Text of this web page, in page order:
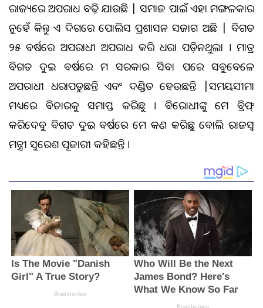
ରାଜ୍ୟରେ ଅପରାଧ ବଢ଼ି ଯାଉଛି | ସମାଜ ପାଇଁ ଏହା ମଙ୍ଗଳକାର
ନୁହେଁ କିନ୍ତୁ ଏ ଦିଗରେ ପୋଲିସ ପ୍ରଶାସନ ସଜାଗ ଅଛି | ବିଗତ
୨୫ ବର୍ଷରେ ଅପରାଧୀ ଅପରାଧ କରି ଧରା ପଡ଼ିନଥୁଲା । ମାତ୍ର
ବିଗତ ଦୁଇ ବର୍ଷରେ ଆମ ସରକାର ଆସିବା ପରେ ସବୁବେଳେ
ଅପରାଧୀ ଧରାପଡୁଛନ୍ତି ଏବଂ ଦଣ୍ଡିତ ହେଉଛନ୍ତି |ସମୟସୀମା
ମଧ୍ୟରେ ବିଚାରକୁ ସମାପ୍ତ କରିଛୁ । ବିରୋଧୀଙ୍କୁ ଆମେ ବ୍ରିଫ୍
କରିଦେବୁ ବିଗତ ଦୁଇ ବର୍ଷରେ ଆମେ କଣ କରିଛୁ ବୋଲି ରାଜସ୍ୱ
ମନ୍ତ୍ରୀ ସୁରେଶ ପୂଜାରୀ କହିଛନ୍ତି ।